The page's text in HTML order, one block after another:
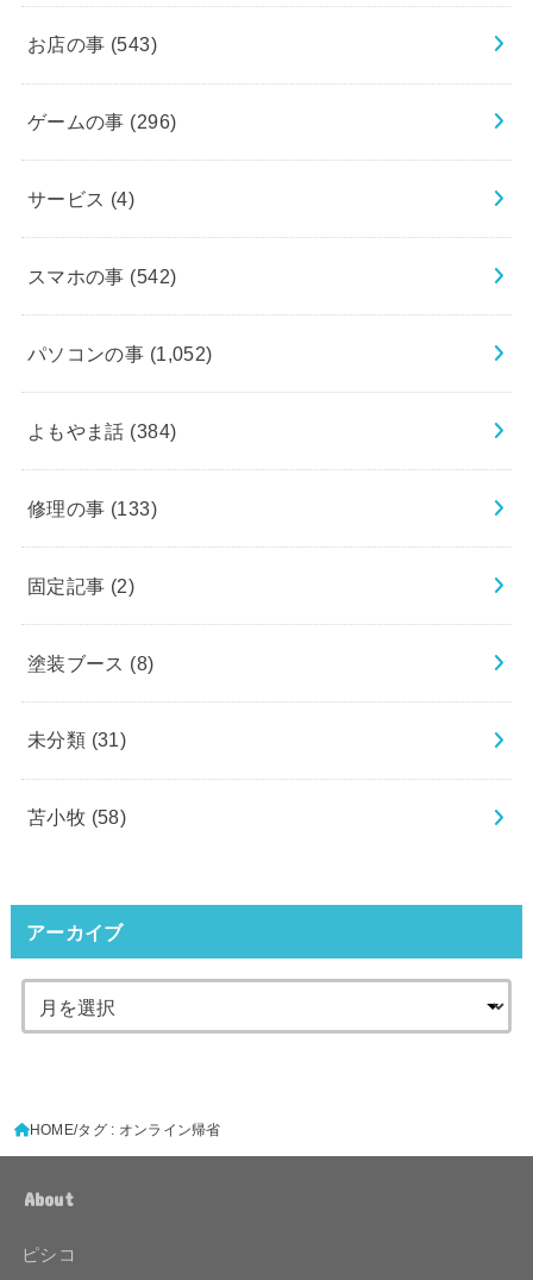
お店の事 (543)
ゲームの事 (296)
サービス (4)
スマホの事 (542)
パソコンの事 (1,052)
よもやま話 (384)
修理の事 (133)
固定記事 (2)
塗装ブース (8)
未分類 (31)
苫小牧 (58)
アーカイブ
HOME タグ : オンライン帰省
About
ピシコ